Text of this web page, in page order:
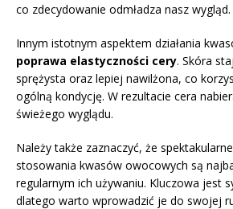
co zdecydowanie odmładza nasz wygląd.
Innym istotnym aspektem działania
poprawa elastyczności cery. Skóra
sprężysta oraz lepiej nawilżona, co
ogólną kondycję. W rezultacie cera
świeżego wyglądu.
Należy także zaznaczyć, że
stosowania kwasów owocowych są
regularnym ich używaniu. Kluczowa jest
dlatego warto wprowadzić je do swojej